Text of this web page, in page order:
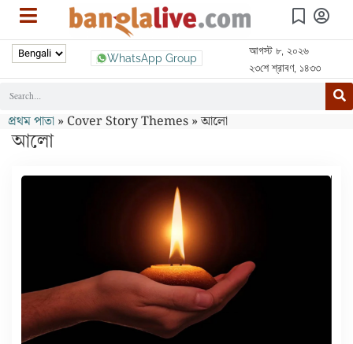
WhatsApp Group
আগস্ট ৮, ২০২৬
২৩শে শ্রাবণ, ১৪৩৩
প্রথম পাতা » Cover Story Themes »আলো
আলো